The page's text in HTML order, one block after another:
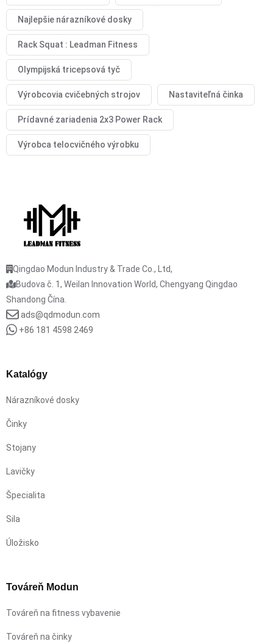
Najlepšie nárazníkové dosky
Rack Squat : Leadman Fitness
Olympijská tricepsová tyč
Výrobcovia cvičebných strojov Nastaviteľná činka
Prídavné zariadenia 2x3 Power Rack
Výrobca telocvičného výrobku
Qingdao Modun Industry & Trade Co., Ltd,
Budova č. 1, Weilan Innovation World, Chengyang Qingdao
Shandong Čína.
ads@qdmodun.com
+86 181 4598 2469
Katalógy
Nárazníkové dosky
Činky
Stojany
Lavičky
Špecialita
Sila
Úložisko
Továreň Modun
Továreň na fitness vybavenie
Továreň na činky